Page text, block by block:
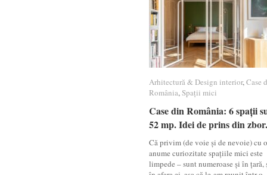
Arhitectură & Design interior,Case
România,Spații mici
Case din România: 6 spații
52 mp. Idei de prins din zbor.
Că privim (de voie și de nevoie) cu o
anume curiozitate spațiile mici este
limpede – sunt numeroase și în țară,
Arhitectură & Design interior Case
România Spații mici
Case din România: 6 spații
52 mp. Idei de prins din zbor.